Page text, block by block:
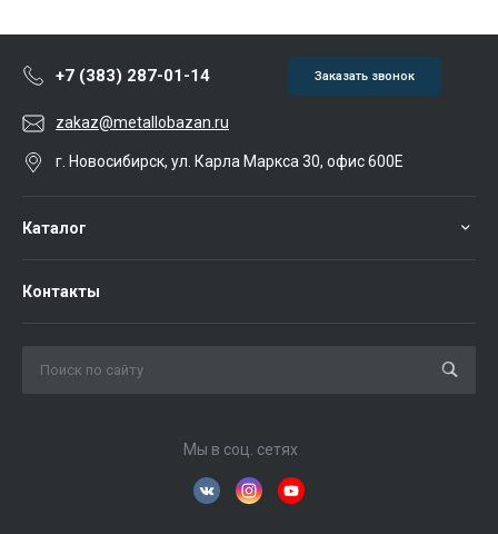
+7 (383) 287-01-14 Заказать звонок
zakaz@metallobazan.ru
г. Новосибирск, ул. Карла Маркса 30, офис 600Е
Каталог
Контакты
Мы в соц. сетях